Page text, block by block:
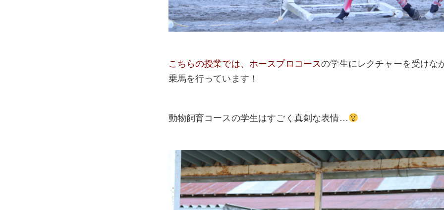
こちらの授業では、 ホースプロコースの学生にレクチャーを受けな
乗馬を行っています！
動物飼育コースの学生はすごく真剣な表情…